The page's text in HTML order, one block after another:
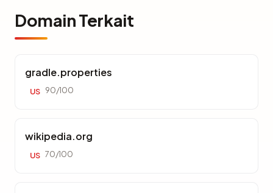
Domain Terkait
gradle.properties
US 90/100
wikipedia.org
US 70/100